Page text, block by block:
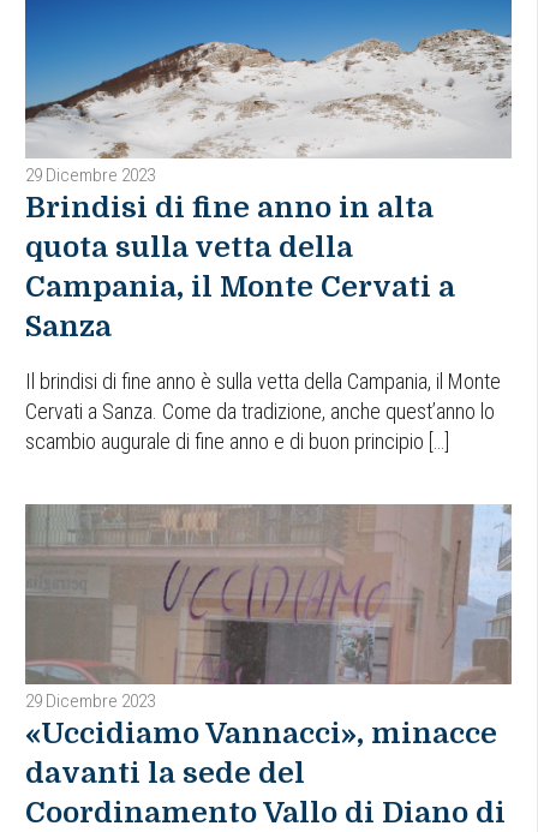
29 Dicembre 2023
Brindisi di fine anno in alta
quota sulla vetta della
Campania, il Monte Cervati a
Sanza
Il brindisi di fine anno è sulla vetta della Campania, il Monte
Cervati a Sanza. Come da tradizione, anche quest’anno lo
scambio augurale di fine anno e di buon principio […]
29 Dicembre 2023
«Uccidiamo Vannacci», minacce
davanti la sede del
Coordinamento Vallo di Diano di